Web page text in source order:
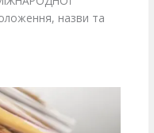
назви та